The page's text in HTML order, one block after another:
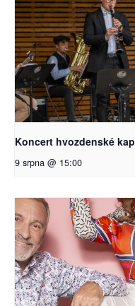
Koncert hvozdenské
9 srpna @ 15:00